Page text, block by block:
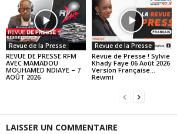
Revue de la Presse
REVUE DE PRESSE RFM
AVEC MAMADOU
MOUHAMED NDIAYE – 7
AOÛT 2026
Revue de la Presse
Revue de Presse ! Sylvie
Khady Faye 06 Août 2026
Version Française…
Rewmi
LAISSER UN COMMENTAIRE